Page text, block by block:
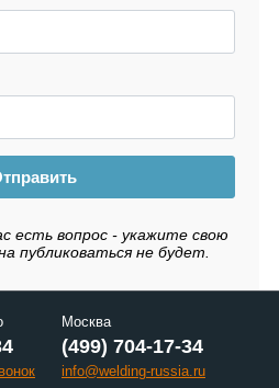
есть вопрос - укажите свою
публиковаться не будет.
Москва
(499) 704-17-34
info@welding-russia.ru